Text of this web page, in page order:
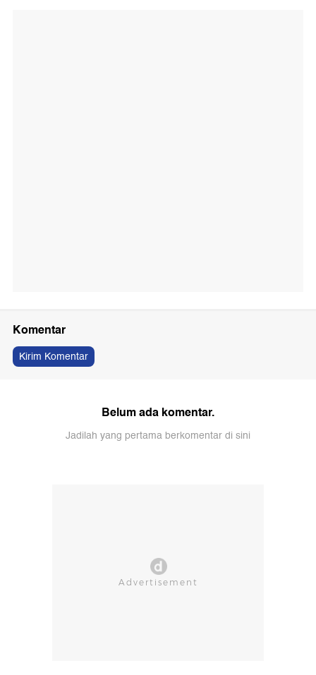
Komentar
Kirim Komentar
Belum ada komentar.
Jadilah yang pertama berkomentar di sini